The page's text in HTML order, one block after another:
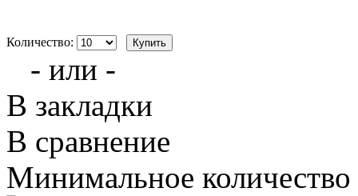
Количество:
- или -
В закладки
В сравнение
Минимальное количество